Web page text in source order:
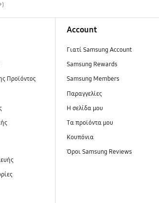
Προϊόντος
Account
Γιατί Samsung Account
Samsung Rewards
Samsung Members
Παραγγελίες
Η σελίδα μου
Τα προϊόντα μου
Κουπόνια
Όροι Samsung Reviews